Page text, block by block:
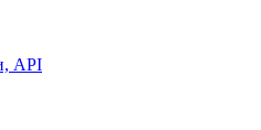
API